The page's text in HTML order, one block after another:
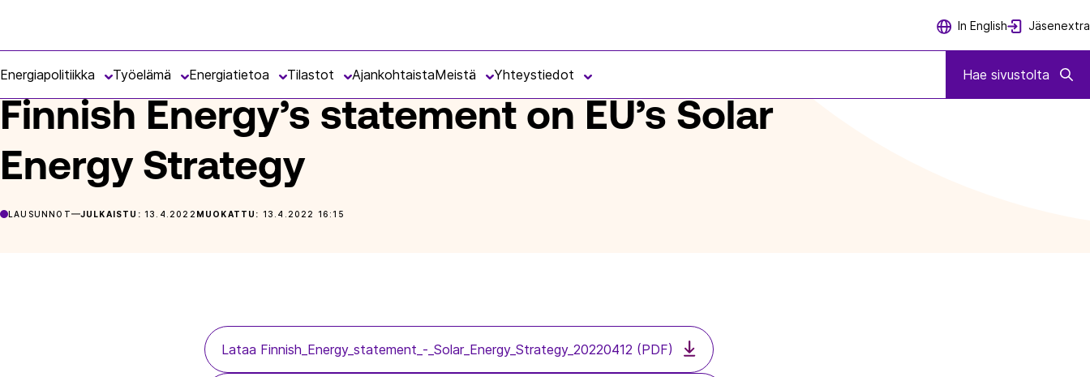
In English Jäsenextra
Energiapolitiikka Työelämä Energiatietoa Tilastot AjankohtaistaMeistä Yhteystiedot Hae sivustolta
Finnish Energy’s statement on EU’s Solar
Energy Strategy
LAUSUNNOT JULKAISTU: 13.4.2022 MUOKATTU: 13.4.2022 16:15
Lataa Finnish_Energy_statement_-_Solar_Energy_Strategy_20220412 (PDF)